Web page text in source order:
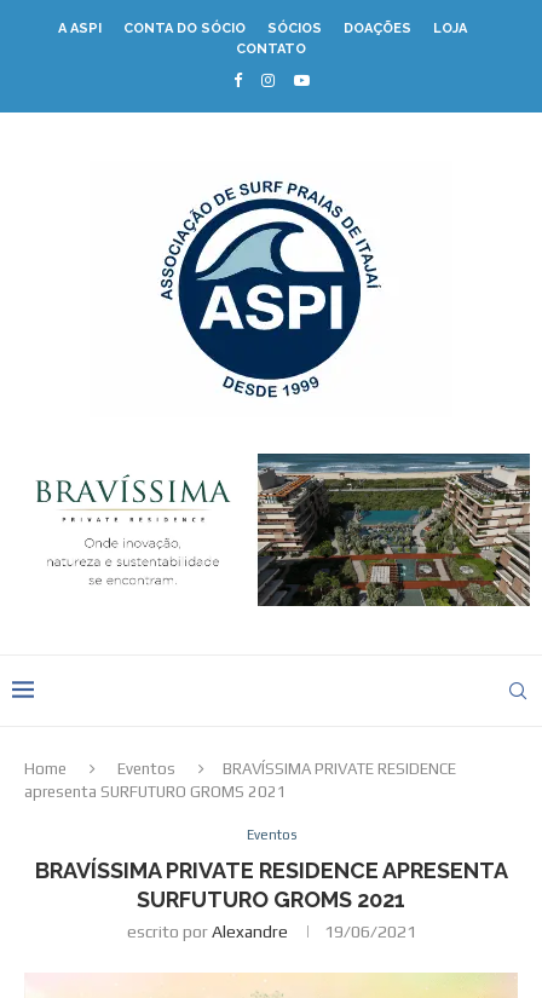
A ASPI CONTA DO SÓCIO SÓCIOS DOAÇÕES
LOJA
CONTATO
Home Eventos
BRAVÍSSIMA PRIVATE RESIDENCE
apresenta SURFUTURO GROMS 2021
Eventos
BRAVÍSSIMA PRIVATE RESIDENCE APRESENTA
SURFUTURO GROMS 2021
escrito porAlexandre 19/06/2021